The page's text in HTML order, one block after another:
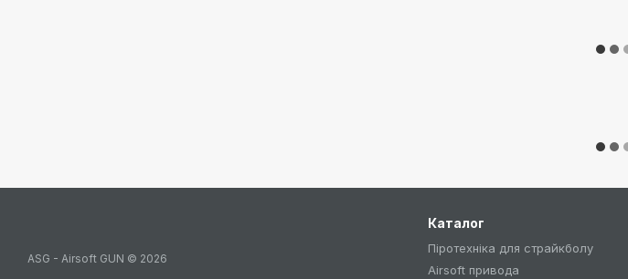
ASG - Airsoft GUN © 2026
Каталог
Піротехніка для страйкболу
Airsoft привода